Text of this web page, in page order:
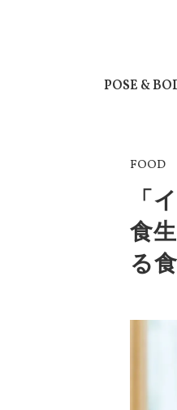
POSE &
FOOD
「
食
る